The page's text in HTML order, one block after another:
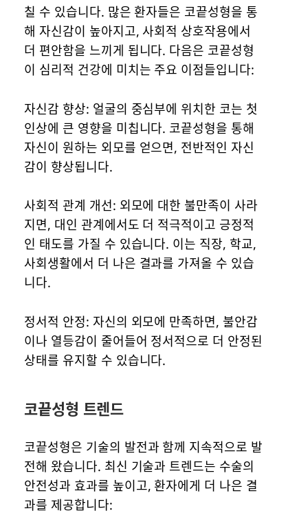
칠 수 있습니다. 많은 환자들은 코끝성형을 통
해 자신감이 높아지고, 사회적 상호작용에서
더 편안함을 느끼게 됩니다. 다음은 코끝성형
이 심리적 건강에 미치는 주요 이점들입니다:
자신감 향상: 얼굴의 중심부에 위치한 코는 첫
인상에 큰 영향을 미칩니다. 코끝성형을 통해
자신이 원하는 외모를 얻으면, 전반적인 자신
감이 향상됩니다.
사회적 관계 개선: 외모에 대한 불만족이 사라
지면, 대인 관계에서도 더 적극적이고 긍정적
인 태도를 가질 수 있습니다. 이는 직장, 학교,
사회생활에서 더 나은 결과를 가져올 수 있습
니다.
정서적 안정: 자신의 외모에 만족하면, 불안감
이나 열등감이 줄어들어 정서적으로 더 안정된
상태를 유지할 수 있습니다.
코끝성형 트렌드
코끝성형은 기술의 발전과 함께 지속적으로 발
전해 왔습니다. 최신 기술과 트렌드는 수술의
안전성과 효과를 높이고, 환자에게 더 나은 결
과를 제공합니다: